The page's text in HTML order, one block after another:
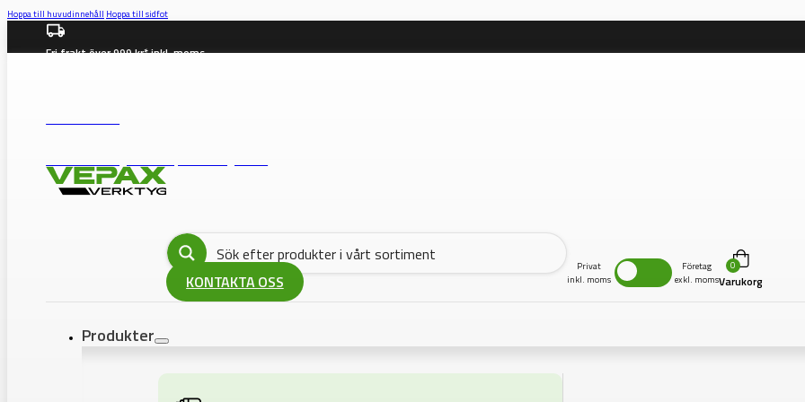
Hoppa till huvudinnehåll Hoppa till sidfot
Fri frakt över 999 kr* inkl. moms
KONTAKTA OSS
Privat
inkl. moms
Företag
exkl. moms
0
Varukorg
Produkter